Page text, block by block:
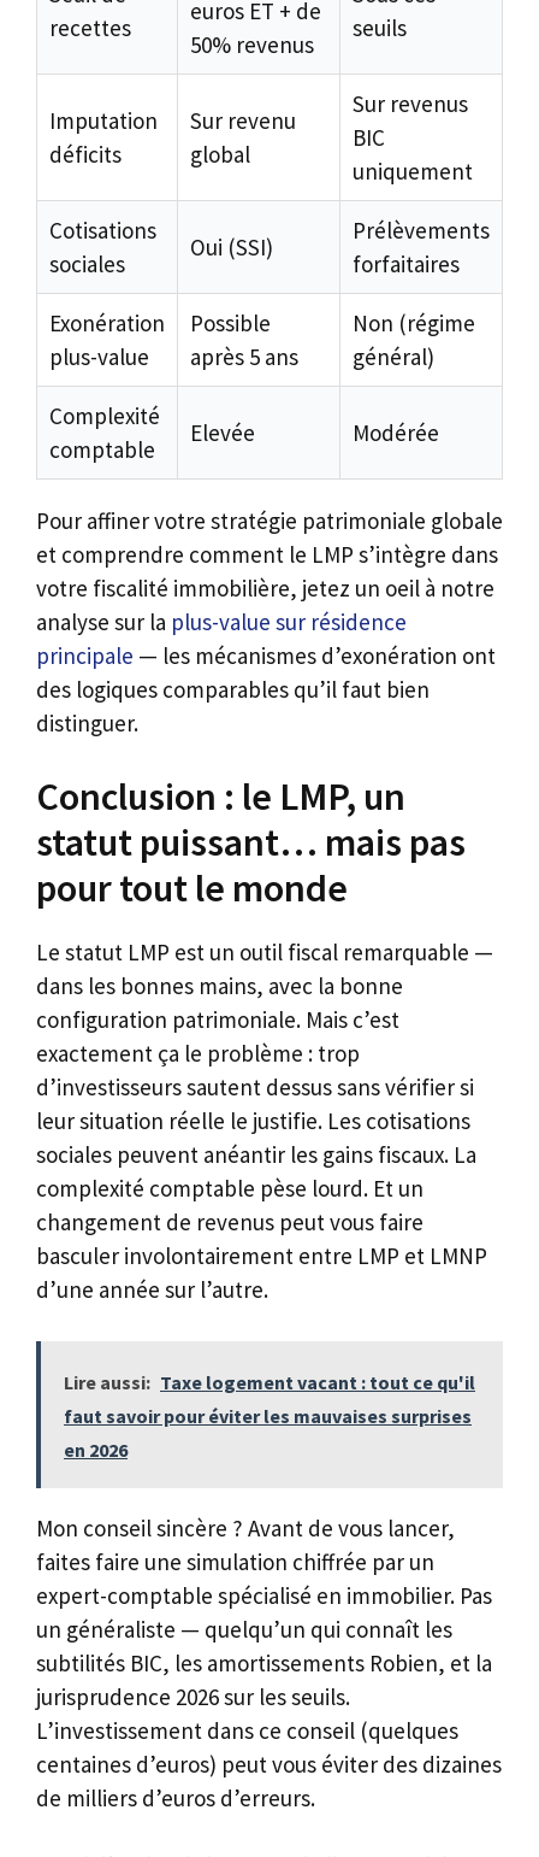
recettes
euros ET + de
50% revenus
seuils
Imputation
déficits
Sur revenu
global
Sur revenus
BIC
uniquement
Cotisations
sociales
Oui (SSI)
Prélèvements
forfaitaires
Exonération
plus-value
Possible
après 5 ans
Non (régime
général)
Complexité
comptable
Elevée Modérée
Pour affiner votre stratégie patrimoniale globale
et comprendre comment le LMP s’intègre dans
votre fiscalité immobilière, jetez un oeil à notre
analyse sur la plus-value sur résidence
principale — les mécanismes d’exonération ont
des logiques comparables qu’il faut bien
distinguer.
Conclusion : le LMP, un
statut puissant… mais pas
pour tout le monde
Le statut LMP est un outil fiscal remarquable —
dans les bonnes mains, avec la bonne
configuration patrimoniale. Mais c’est
exactement ça le problème : trop
d’investisseurs sautent dessus sans vérifier si
leur situation réelle le justifie. Les cotisations
sociales peuvent anéantir les gains fiscaux. La
complexité comptable pèse lourd. Et un
changement de revenus peut vous faire
basculer involontairement entre LMP et LMNP
d’une année sur l’autre.
Lire aussi: Taxe logement vacant : tout ce qu'il
faut savoir pour éviter les mauvaises surprises
en 2026
Mon conseil sincère ? Avant de vous lancer,
faites faire une simulation chiffrée par un
expert-comptable spécialisé en immobilier. Pas
un généraliste — quelqu’un qui connaît les
subtilités BIC, les amortissements Robien, et la
jurisprudence 2026 sur les seuils.
L’investissement dans ce conseil (quelques
centaines d’euros) peut vous éviter des dizaines
de milliers d’euros d’erreurs.